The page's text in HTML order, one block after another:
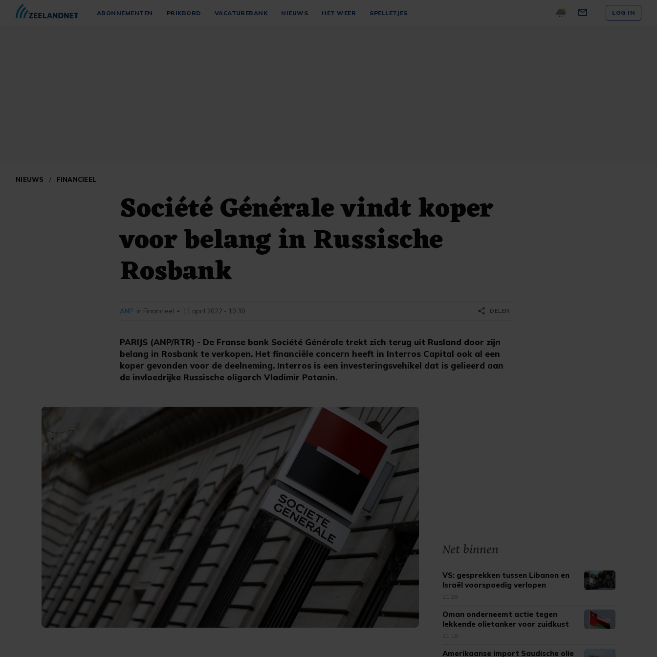
ABONNEMENTEN PRIKBORD VACATUREBANK NIEUWS HET WEER SPELLETJES LOG IN
NIEUWS / FINANCIEEL
Société Générale vindt koper
voor belang in Russische
Rosbank
PARIJS (ANP/RTR) - De Franse bank Société Générale trekt zich terug uit Rusland door zijn
belang in Rosbank te verkopen. Het financiële concern heeft in Interros Capital ook al een
koper gevonden voor de deelneming. Interros is een investeringsvehikel dat is gelieerd aan
de invloedrijke Russische oligarch Vladimir Potanin.
ANP in Financieel • 11 april 2022 - 10:30 share DELEN
Net binnen
VS: gesprekken tussen Libanon en
Israël voorspoedig verlopen
21:28
Oman onderneemt actie tegen
lekkende olietanker voor zuidkust
21:18
Amerikaanse import Saudische olie